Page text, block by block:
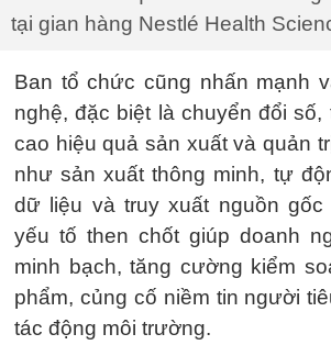
tại gian hàng Nestlé Health
Ban tổ chức cũng nhấn mạnh
nghệ, đặc biệt là chuyển đổi số,
cao hiệu quả sản xuất và quản
như sản xuất thông minh, tự
dữ liệu và truy xuất nguồn gốc
yếu tố then chốt giúp doanh
minh bạch, tăng cường kiểm
phẩm, củng cố niềm tin người
tác động môi trường.